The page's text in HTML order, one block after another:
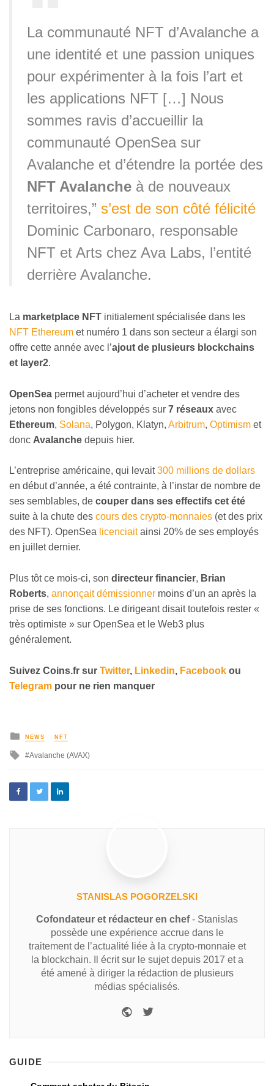
La communauté NFT d’Avalanche a
une identité et une passion uniques
pour expérimenter à la fois l’art et
les applications NFT […] Nous
sommes ravis d’accueillir la
communauté OpenSea sur
Avalanche et d’étendre la portée des
NFT Avalanche à de nouveaux
territoires,” s’est de son côté félicité
Dominic Carbonaro, responsable
NFT et Arts chez Ava Labs, l’entité
derrière Avalanche.
La marketplace NFT initialement spécialisée dans les
NFT Ethereum et numéro 1 dans son secteur a élargi son
offre cette année avec l’ajout de plusieurs blockchains
et layer2.
OpenSea permet aujourd’hui d’acheter et vendre des
jetons non fongibles développés sur 7 réseaux avec
Ethereum, Solana, Polygon, Klatyn, Arbitrum, Optimism et
donc Avalanche depuis hier.
L’entreprise américaine, qui levait300 millions de dollars
en début d’année, a été contrainte, à l’instar de nombre de
ses semblables, de couper dans ses effectifs cet été
suite à la chute des cours des crypto-monnaies (et des prix
des NFT). OpenSea licenciaitainsi 20% de ses employés
en juillet dernier.
Plus tôt ce mois-ci, son directeur financier, Brian
Roberts, annonçait démissionner moins d’un an après la
prise de ses fonctions. Le dirigeant disait toutefois rester «
très optimiste » sur OpenSea et le Web3 plus
généralement.
Suivez Coins.fr sur Twitter, Linkedin, Facebook ou
Telegram pour ne rien manquer
NEWS NFT
Avalanche (AVAX)
STANISLAS POGORZELSKI
Cofondateur et rédacteur en chef- Stanislas
possède une expérience accrue dans le
traitement de l’actualité liée à la crypto-monnaie et
la blockchain. Il écrit sur le sujet depuis 2017 et a
été amené à diriger la rédaction de plusieurs
médias spécialisés.
GUIDE